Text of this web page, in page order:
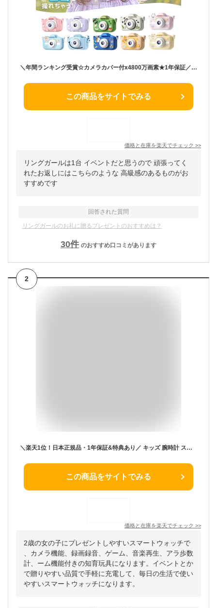
＼年間ランキング受賞☆カメラカバー付x4800万画素★1年保証／ 子供用 カメラ デジタルカメラ 1080p録画 スマホ転送 32GB キッズカメラ トイカメラ おもちゃ 男の子 女の子 プレゼント 2歳 3歳 4歳 5歳 キッズ 知育玩具 子供 誕生日プレゼント クリスマス プレゼント ギフト
この商品をサイトでみる
価格と在庫を楽天でチェック >>
リングガールは1台 イベントだと思うので 頑張ってく
れたお返しにはこちらのような 高級感のあるものがお
すすめです
回答された質問
リングガールのお礼に贈るプレゼントのおすすめは？
30件 のおすすめ口コミがあります
2
＼楽天1位！日本正規品・1年保証&特典あり／ キッズ 腕時計 スマートウォッチ 子供 腕時計 32GB 35万画素 カメラ 大画面 録画録音 ゲーム 音楽 アラーム 歩数計 知育玩具 4歳 5歳 6歳 7歳 8歳 9歳 10歳 男の子 女の子 おもちゃ 小学生 子供 誕生日 クリスマスプレゼント 人気
この商品をサイトでみる
価格と在庫を楽天でチェック >>
2歳の女の子にプレゼントしやすいスマートウォッチで
、カメラ機能、録画録音、ゲーム、音楽再生、アラ歩数
計、ーム機能付きの知育玩具になります。イベントとか
で贈りやすい品質で手軽に充電して、毎日の生活で使い
やすいスマートウォッチになります。